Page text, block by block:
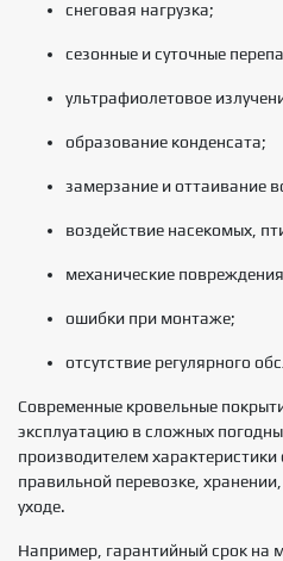
снеговая нагрузка;
сезонные и суточные
ультрафиолетовое
образование конденсата;
замерзание и оттаивание
воздействие насекомых,
механические
ошибки при монтаже;
отсутствие регулярного
Современные кровельные
эксплуатацию в сложных
производителем
правильной перевозке,
уходе.
Например, гарантийный срок на